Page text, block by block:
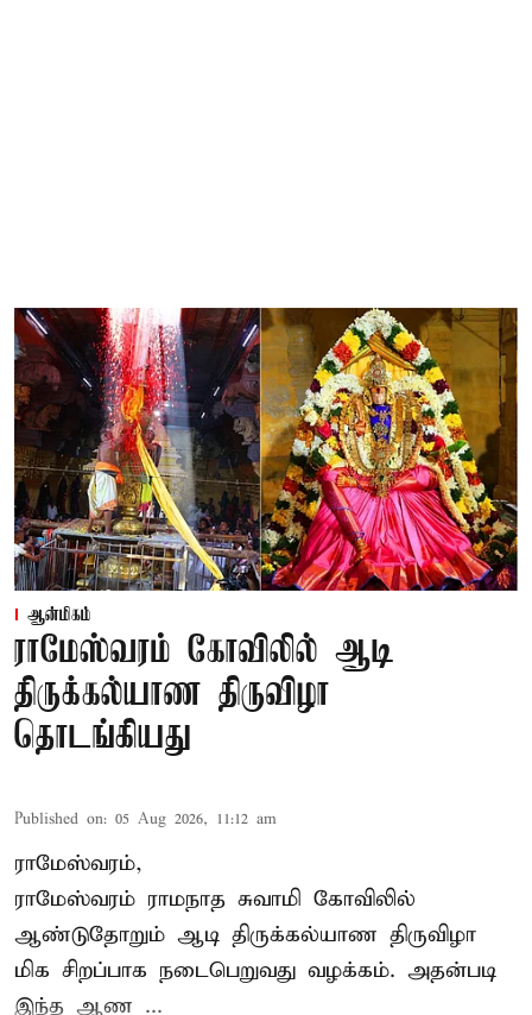
ஆன்மிகம்
ராமேஸ்வரம் கோவிலில் ஆடி
திருக்கல்யாண திருவிழா
தொடங்கியது
Published on: 05 Aug 2026, 11:12 am
ராமேஸ்வரம்,
ராமேஸ்வரம் ராமநாத சுவாமி கோவிலில்
ஆண்டுதோறும் ஆடி திருக்கல்யாண திருவிழா
மிக சிறப்பாக நடைபெறுவது வழக்கம். அதன்படி
இந்த ஆண ...